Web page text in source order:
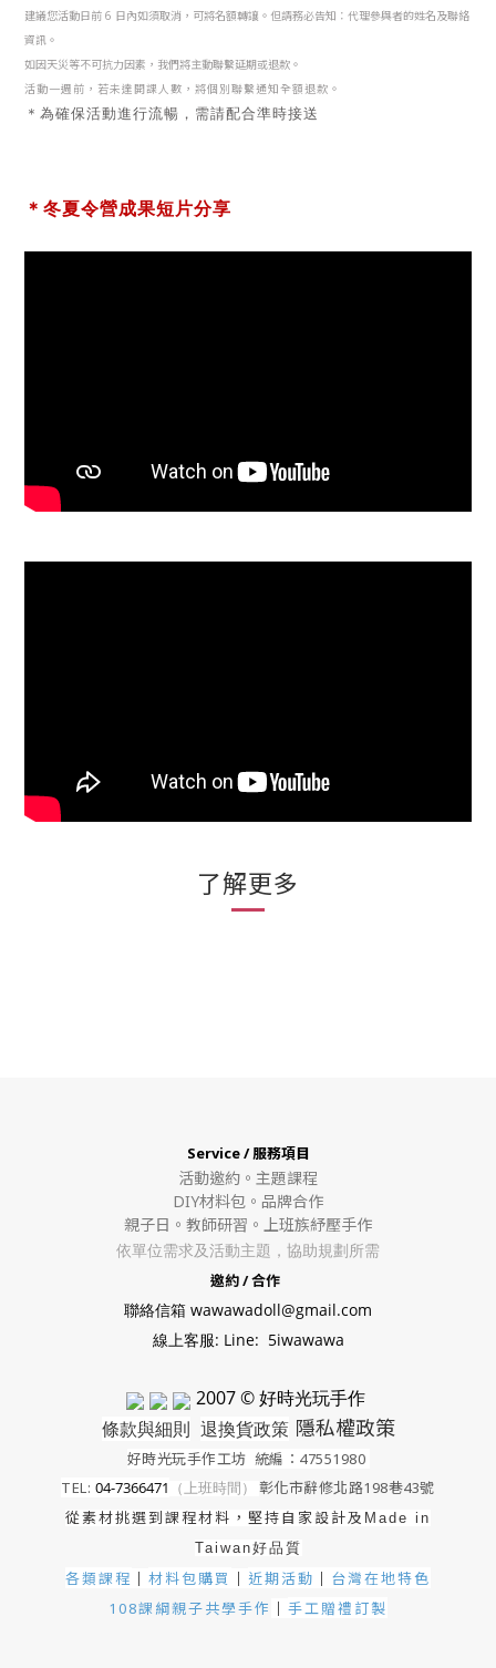
建議您活動日前 6 日內如須取消，可將名額轉讓。但請務必告知：代理參與者的姓名及聯絡
資訊。
如因天災等不可抗力因素，我們將主動聯繫延期或退款。
活動一週前，若未達開課人數，將個別聯繫通知全額退款。
＊為確保活動進行流暢，需請配合準時接送
＊冬夏令營成果短片分享
了解更多
Service / 服務項目
活動邀約。 主題課程
DIY材料包。 品牌合作
親子日。教師研習。上班族紓壓手作
依單位需求及活動主題，協助規劃所需
邀約 / 合作
聯絡信箱 wawawadoll@gmail.com
線上客服: Line: 5iwawawa
2007 © 好時光玩手作
條款與細則 退換貨政策 隱私權政策
好時光玩手作工坊 統編：47551980
TEL: 04-7366471 （上班時間） 彰化市辭修北路198巷43號
從素材挑選到課程材料，堅持自家設計及 Made in
Taiwan好品質
各類課程 材料包購買 近期活動 ｜ 台灣在地特色
108課綱親子共學手作 手工贈禮訂製